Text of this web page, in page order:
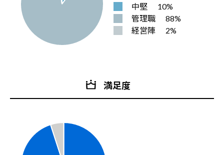
中堅
10%
管理職
88%
経営陣
2%
満足度